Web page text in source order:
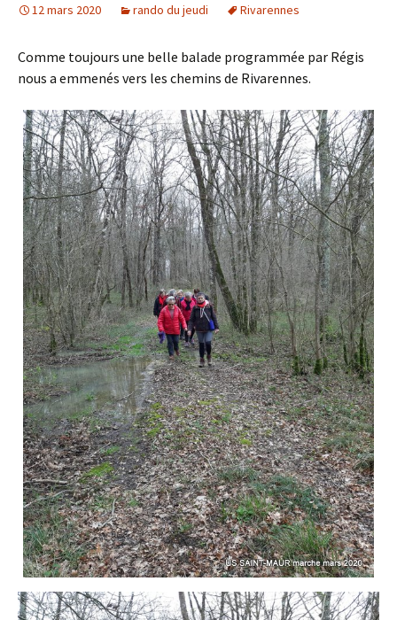
12 mars 2020 rando du jeudi Rivarennes
Comme toujours une belle balade programmée par Régis
nous a emmenés vers les chemins de Rivarennes.